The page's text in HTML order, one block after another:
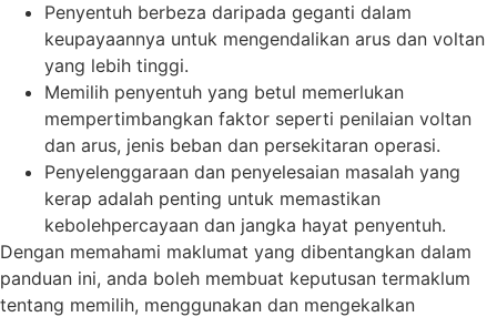
Penyentuh berbeza daripada geganti dalam
keupayaannya untuk mengendalikan arus dan voltan
yang lebih tinggi.
Memilih penyentuh yang betul memerlukan
mempertimbangkan faktor seperti penilaian voltan
dan arus, jenis beban dan persekitaran operasi.
Penyelenggaraan dan penyelesaian masalah yang
kerap adalah penting untuk memastikan
kebolehpercayaan dan jangka hayat penyentuh.
Dengan memahami maklumat yang dibentangkan dalam
panduan ini, anda boleh membuat keputusan termaklum
tentang memilih, menggunakan dan mengekalkan